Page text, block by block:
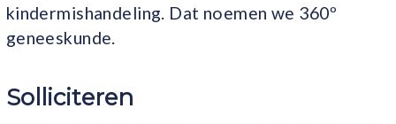
kindermishandeling. Dat noemen we 360º
geneeskunde.
Solliciteren